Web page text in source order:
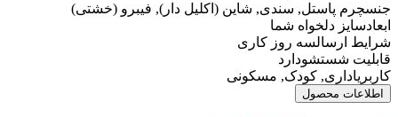
جنسچرم پاستل, سندی, شاین (اکلیل دار), فیبرو (خشتی)
ابعادسایز دلخواه شما
شرایط ارسالسه روز کاری
قابلیت شستشودارد
کاربریاداری, کودک, مسکونی
اطلاعات محصول